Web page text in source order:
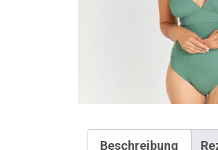
Beschreibung